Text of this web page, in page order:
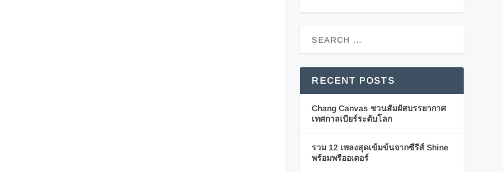
RECENT POSTS
Chang Canvas ชวนสัมผัสบรรยากาศ
เทศกาลเบียร์ระดับโลก
รวม 12 เพลงสุดเข้มข้นจากซีรีส์ Shine
พร้อมพรีออเดอร์